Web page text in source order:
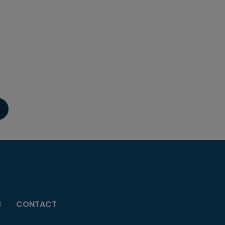
CONTACT